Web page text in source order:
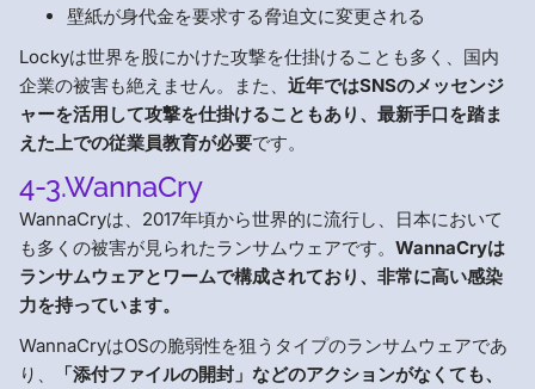
壁紙が身代金を要求する脅迫文に変更される
Lockyは世界を股にかけた攻撃を仕掛けることも多く、国内
企業の被害も絶えません。また、 近年ではSNSのメッセンジ
ャーを活用して攻撃を仕掛けることもあり、最新手口を踏ま
えた上での従業員教育が必要です。
4-3.WannaCry
WannaCryは、2017年頃から世界的に流行し、日本において
も多くの被害が見られたランサムウェアです。 WannaCryは
ランサムウェアとワームで構成されており、非常に高い感染
力を持っています。
WannaCryはOSの脆弱性を狙うタイプのランサムウェアであ
り、
「添付ファイルの開封」などのアクションがなくても、